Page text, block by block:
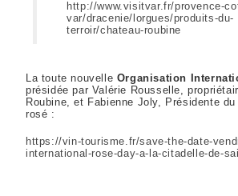
http://www.visitvar.fr/provence-
var/dracenie/lorgues/produits-du-
terroir/chateau-roubine
La toute nouvelle Organisation
présidée par Valérie Rousselle,
Roubine, et Fabienne Joly, Présidente
rosé :
https://vin-tourisme.fr/save-the-date-
international-rose-day-a-la-citadelle-de-